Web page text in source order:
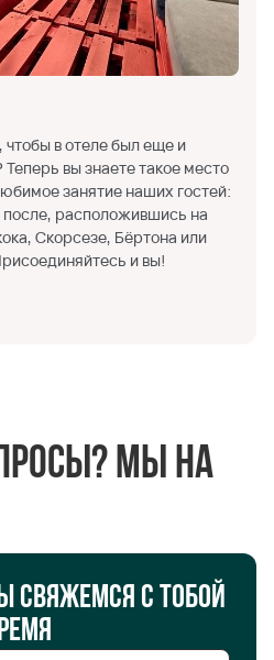
в отеле был еще и
вы знаете такое место
занятие наших гостей:
после, расположившись на
Скорсезе, Бёртона или
и вы!
Мы на
свяжемся с тобой